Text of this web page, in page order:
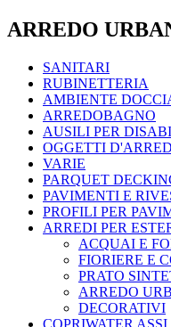
ARREDO
SANITARI
RUBINETTERIA
AMBIENTE
ARREDOBAGNO
AUSILI PER
OGGETTI
VARIE
PARQUET
PAVIMENTI E
PROFILI PER
ARREDI PER
ACQUAI E
FIORIERE E
PRATO
ARREDO
DECORATIVI
COPRIWATER